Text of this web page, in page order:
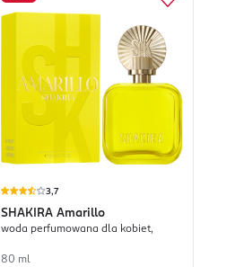
3,7
SHAKIRA Amarillo
woda perfumowana dla kobiet,
80 ml